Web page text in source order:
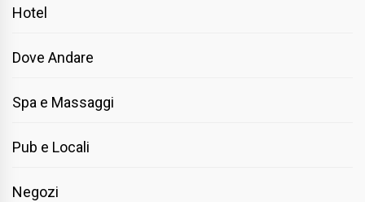
Hotel
Dove Andare
Spa e Massaggi
Pub e Locali
Negozi